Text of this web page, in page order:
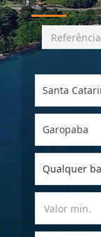
Busca
por
Santa
Garopaba
Qualquer